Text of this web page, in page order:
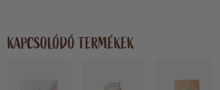
KAPCSOLÓDÓ TERMÉKEK